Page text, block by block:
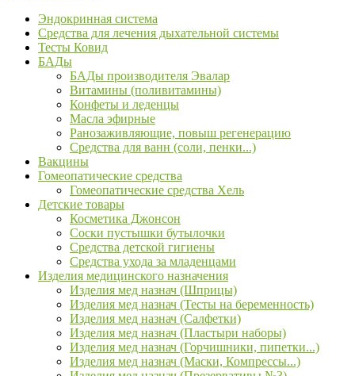
Эндокринная система
Средства для лечения дыхательной системы
Тесты Ковид
БАДы
БАДы производителя Эвалар
Витамины (поливитамины)
Конфеты и леденцы
Масла эфирные
Ранозаживляющие, повыш регенерацию
Средства для ванн (соли, пенки...)
Вакцины
Гомеопатические средства
Гомеопатические средства Хель
Детские товары
Косметика Джонсон
Соски пустышки бутылочки
Средства детской гигиены
Средства ухода за младенцами
Изделия медицинского назначения
Изделия мед назнач (Шприцы)
Изделия мед назнач (Тесты на беременность)
Изделия мед назнач (Салфетки)
Изделия мед назнач (Пластыри наборы)
Изделия мед назнач (Горчишники, пипетки...)
Изделия мед назнач (Маски, Компрессы...)